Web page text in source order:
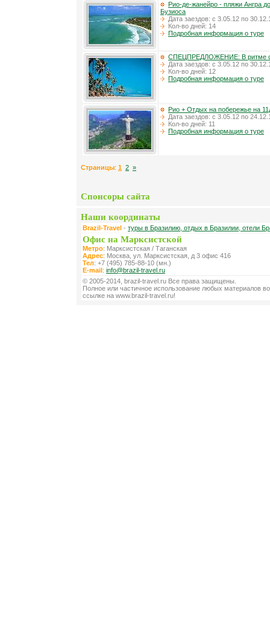
Рио-де-жанейро - пляжи Ангра
Бузиоса
Дата заездов: с 3.05.12 по
Кол-во дней: 14
Подробная информация о туре
СПЕЦПРЕДЛОЖЕНИЕ: В ритме
Дата заездов: с 3.05.12 по
Кол-во дней: 12
Подробная информация о туре
Рио + Отдых на побережье на
Дата заездов: с 3.05.12 по
Кол-во дней: 11
Подробная информация о туре
Страницы: 1 2 »
Спонсоры сайта
Наши координаты
Brazil-Travel - туры в Бразилию, отдых в Бразилии, отели
Офис на Марксистской
Метро: Марксистская / Таганская
Адрес: Москва, ул. Марксистская, д 3 офис 416
Тел: +7 (495) 785-88-10 (мн.)
E-mail: info@brazil-travel.ru
© 2005-2014, brazil-travel.ru Все права защищены.
Полное или частичное использование любых материалов
ссылке на www.brazil-travel.ru!